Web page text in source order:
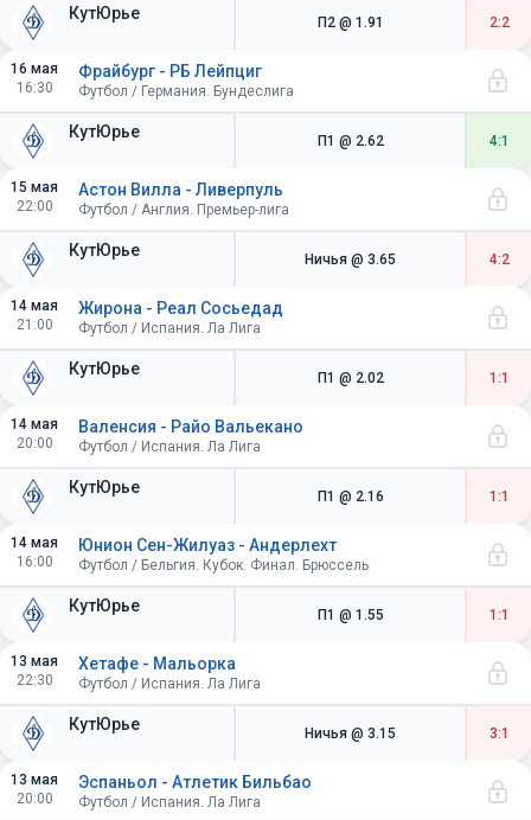
КутЮрье П2 @ 1.91 2:2
16 мая
16:30
КутЮрье
Фрайбург - РБ Лейпциг
Футбол / Германия. Бундеслига
П1 @ 2.62 4:1
15 мая
22:00
КутЮрье
Астон Вилла - Ливерпуль
Футбол / Англия. Премьер-лига
Ничья @ 3.65 4:2
14 мая
21:00
КутЮрье
Жирона - Реал Сосьедад
Футбол / Испания. Ла Лига
П1 @ 2.02 1:1
14 мая
20:00
КутЮрье
Валенсия - Райо Вальекано
Футбол / Испания. Ла Лига
П1 @ 2.16 1:1
14 мая
16:00
КутЮрье
Юнион Сен-Жилуаз - Андерлехт
Футбол / Бельгия. Кубок. Финал. Брюссель
П1 @ 1.55 1:1
13 мая
22:30
КутЮрье
Хетафе - Мальорка
Футбол / Испания. Ла Лига
Ничья @ 3.15 3:1
13 мая
20:00
Эспаньол - Атлетик Бильбао
Футбол / Испания. Ла Лига